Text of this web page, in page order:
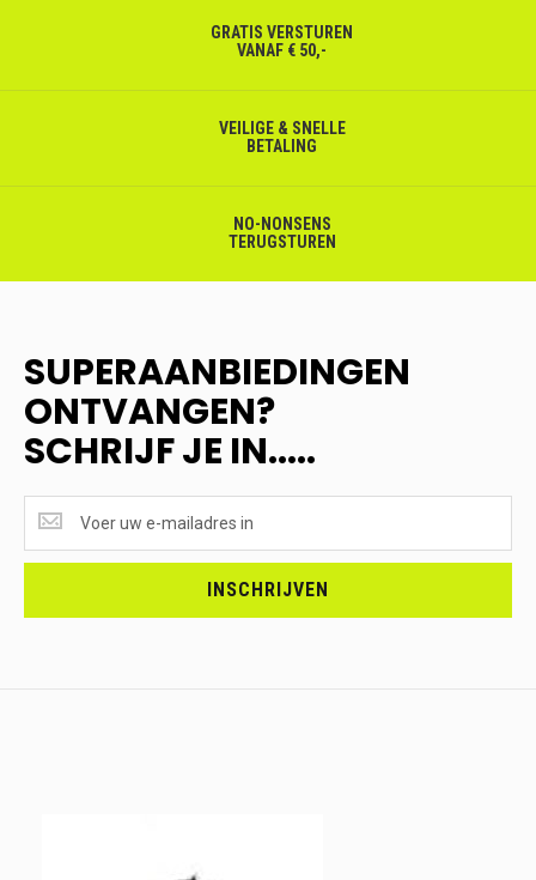
GRATIS VERSTUREN
VANAF € 50,-
VEILIGE & SNELLE
BETALING
NO-NONSENS
TERUGSTUREN
SUPERAANBIEDINGEN
ONTVANGEN?
SCHRIJF JE IN.....
ONTVANGEN?
<br>SCHRIJF
INSCHRIJVEN